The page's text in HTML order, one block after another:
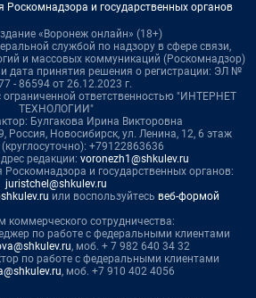
Роскомнадзора и государственных органов
«Воронеж онлайн» (18+)
службой по надзору в сфере связи,
и массовых коммуникаций (Роскомнадзор)
дата принятия решения о регистрации: ЭЛ №
- 86594 от 26.12.2023 г.
ограниченной ответственностью "ИНТЕРНЕТ
ТЕХНОЛОГИИ"
Булгакова Ирина Викторовна
Россия, Новосибирск, ул. Ленина, 12, 6 этаж
+79122863636
редакции: voronezh1@shkulev.ru
и государственных органов:
juristchel@shkulev.ru
или воспользуйтесь веб-формой
коммерческого сотрудничества:
по работе с федеральными клиентами
, моб. + 7 982 640 34 32
по работе с федеральными клиентами
, моб. +7 910 402 4056